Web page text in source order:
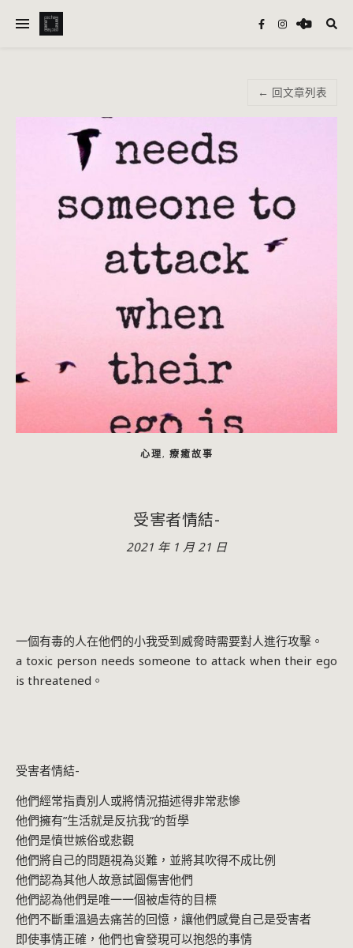
← 回文章列表
心理, 療癒故事
受害者情結-
2021 年 1 月 21 日
一個有毒的人在他們的小我受到威脅時需要對人進行攻擊。
a toxic person needs someone to attack when their ego
is threatened。
受害者情結-
他們經常指責別人或將情況描述得非常悲慘
他們擁有”生活就是反抗我”的哲學
他們是憤世嫉俗或悲觀
他們將自己的問題視為災難，並將其吹得不成比例
他們認為其他人故意試圖傷害他們
他們認為他們是唯一一個被虐待的目標
他們不斷重溫過去痛苦的回憶，讓他們感覺自己是受害者
即使事情正確，他們也會發現可以抱怨的事情